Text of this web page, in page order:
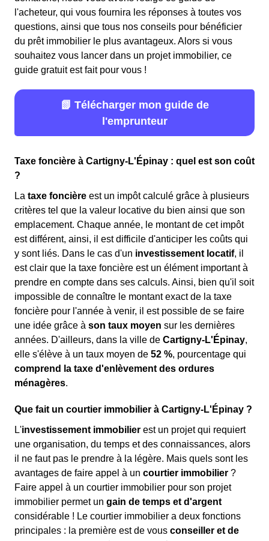
l'acheteur, qui vous fournira les réponses à toutes vos
questions, ainsi que tous nos conseils pour bénéficier
du prêt immobilier le plus avantageux. Alors si vous
souhaitez vous lancer dans un projet immobilier, ce
guide gratuit est fait pour vous !
📗 Télécharger mon guide de
l'emprunteur
Taxe foncière à Cartigny-L'Épinay : quel est son coût
?
La taxe foncière est un impôt calculé grâce à plusieurs
critères tel que la valeur locative du bien ainsi que son
emplacement. Chaque année, le montant de cet impôt
est différent, ainsi, il est difficile d'anticiper les coûts qui
y sont liés. Dans le cas d'un investissement locatif, il
est clair que la taxe foncière est un élément important à
prendre en compte dans ses calculs. Ainsi, bien qu'il soit
impossible de connaître le montant exact de la taxe
foncière pour l'année à venir, il est possible de se faire
une idée grâce à son taux moyen sur les dernières
années. D'ailleurs, dans la ville de Cartigny-L'Épinay,
elle s'élève à un taux moyen de 52 %, pourcentage qui
comprend la taxe d'enlèvement des ordures
ménagères.
Que fait un courtier immobilier à Cartigny-L'Épinay ?
L'investissement immobilier est un projet qui requiert
une organisation, du temps et des connaissances, alors
il ne faut pas le prendre à la légère. Mais quels sont les
avantages de faire appel à un courtier immobilier ?
Faire appel à un courtier immobilier pour son projet
immobilier permet un gain de temps et d'argent
considérable ! Le courtier immobilier a deux fonctions
principales : la première est de vous conseiller et de